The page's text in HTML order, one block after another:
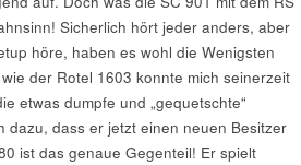
Sicherlich hört jeder anders, aber
höre, haben es wohl die Wenigsten
der Rotel 1603 konnte mich seinerzeit
etwas dumpfe und „gequetschte“
dazu, dass er jetzt einen neuen Besitzer
ist das genaue Gegenteil! Er spielt